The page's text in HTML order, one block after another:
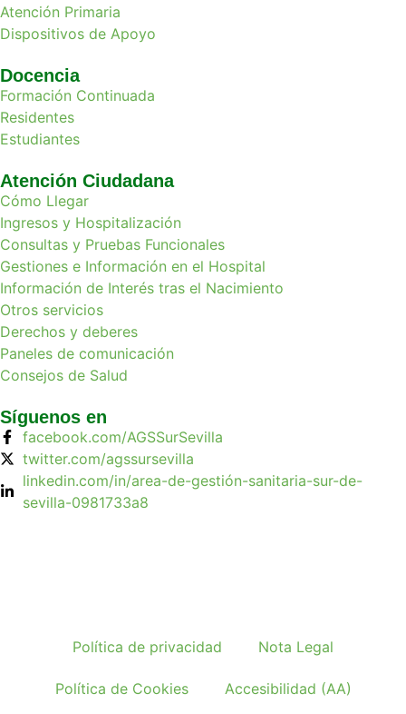
Atención Primaria
Dispositivos de Apoyo
Docencia
Formación Continuada
Residentes
Estudiantes
Atención Ciudadana
Cómo Llegar
Ingresos y Hospitalización
Consultas y Pruebas Funcionales
Gestiones e Información en el Hospital
Información de Interés tras el Nacimiento
Otros servicios
Derechos y deberes
Paneles de comunicación
Consejos de Salud
Síguenos en
facebook.com/AGSSurSevilla
twitter.com/agssursevilla
linkedin.com/in/area-de-gestión-sanitaria-sur-de-
sevilla-0981733a8
Política de privacidad Nota Legal
Política de Cookies Accesibilidad (AA)